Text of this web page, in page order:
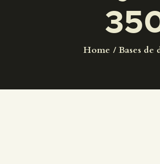
Home Bases de